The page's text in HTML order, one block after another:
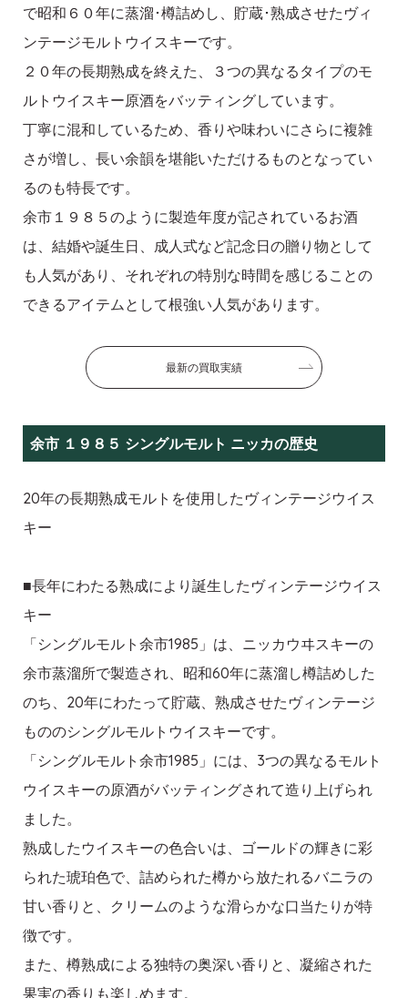
で昭和６０年に蒸溜･樽詰めし、貯蔵･熟成させたヴィ
ンテージモルトウイスキーです。
２０年の長期熟成を終えた、３つの異なるタイプのモ
ルトウイスキー原酒をバッティングしています。
丁寧に混和しているため、香りや味わいにさらに複雑
さが増し、長い余韻を堪能いただけるものとなってい
るのも特長です。
余市１９８５のように製造年度が記されているお酒
は、結婚や誕生日、成人式など記念日の贈り物として
も人気があり、それぞれの特別な時間を感じることの
できるアイテムとして根強い人気があります。
最新の買取実績
余市 １９８５ シングルモルト ニッカの歴史
20年の長期熟成モルトを使用したヴィンテージウイス
キー
■長年にわたる熟成により誕生したヴィンテージウイス
キー
「シングルモルト余市1985」は、ニッカウヰスキーの
余市蒸溜所で製造され、昭和60年に蒸溜し樽詰めした
のち、20年にわたって貯蔵、熟成させたヴィンテージ
もののシングルモルトウイスキーです。
「シングルモルト余市1985」には、3つの異なるモルト
ウイスキーの原酒がバッティングされて造り上げられ
ました。
熟成したウイスキーの色合いは、ゴールドの輝きに彩
られた琥珀色で、詰められた樽から放たれるバニラの
甘い香りと、クリームのような滑らかな口当たりが特
徴です。
また、樽熟成による独特の奥深い香りと、凝縮された
果実の香りも楽しめます。